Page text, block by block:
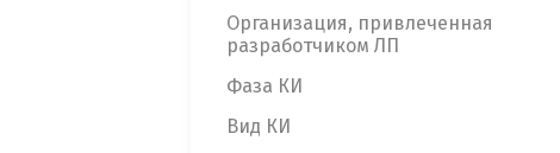
Организация, привлеченная
разработчиком ЛП
Фаза КИ
Вид КИ